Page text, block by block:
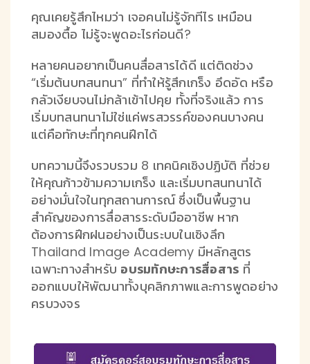
คุณเคยรู้สึกไหมว่า เจอคนไม่รู้จักทีไร เหมือน
สมองตื้อ ไม่รู้จะพูดอะไรก่อนดี?
หลายคนอยากเป็นคนสื่อสารได้ดี แต่ติดช่วง
“เริ่มต้นบทสนทนา” ที่ทำให้รู้สึกเกร็ง อึดอัด หรือ
กลัวเงียบจนไม่กล้าเข้าไปคุย ทั้งที่จริงแล้ว การ
เริ่มบทสนทนาไม่ใช่แค่พรสวรรค์ของคนบางคน
แต่คือทักษะที่ทุกคนฝึกได้
บทความนี้จึงรวบรวม 8 เทคนิคเชิงปฏิบัติ ที่ช่วย
ให้คุณก้าวข้ามความเกร็ง และเริ่มบทสนทนาได้
อย่างมั่นใจในทุกสถานการณ์ ซึ่งเป็นพื้นฐาน
สำคัญของการสื่อสารระดับมืออาชีพ หาก
ต้องการฝึกฝนอย่างเป็นระบบในเชิงลึก
Thailand Image Academy มีหลักสูตร
เฉพาะทางสำหรับ อบรมทักษะการสื่อสาร ที่
ออกแบบให้พัฒนาทั้งบุคลิกภาพและการพูดอย่าง
ครบวงจร